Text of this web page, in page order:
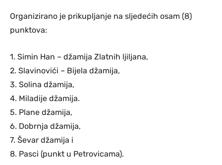
Organizirano je prikupljanje na sljedećih osam (8)
punktova:
1. Simin Han – džamija Zlatnih ljiljana,
2. Slavinovići – Bijela džamija,
3. Solina džamija,
4. Miladije džamija.
5. Plane džamija,
6. Dobrnja džamija,
7. Ševar džamija i
8. Pasci (punkt u Petrovicama).